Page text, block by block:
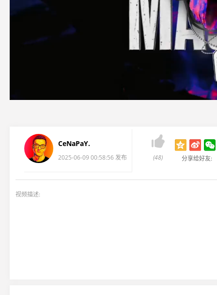
CeNaPaY.
2025-06-09 00:58:56 发布

(48) 分享给好友:
视频描述: